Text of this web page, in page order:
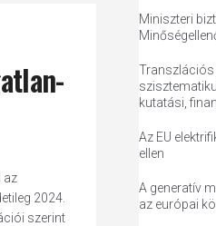
az
2024.
szerint
Miniszteri
Transzlációs
kutatási,
Az EU
ellen
A generatív
az európai